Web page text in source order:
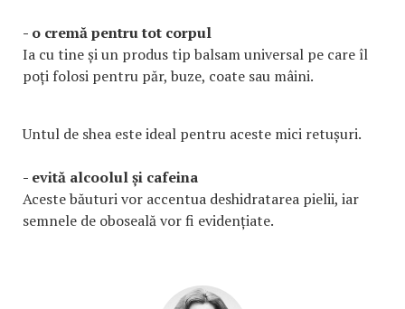
- o cremă pentru tot corpul
Ia cu tine și un produs tip balsam universal pe care îl
poți folosi pentru păr, buze, coate sau mâini.
Untul de shea este ideal pentru aceste mici retușuri.
- evită alcoolul și cafeina
Aceste băuturi vor accentua deshidratarea pielii, iar
semnele de oboseală vor fi evidențiate.